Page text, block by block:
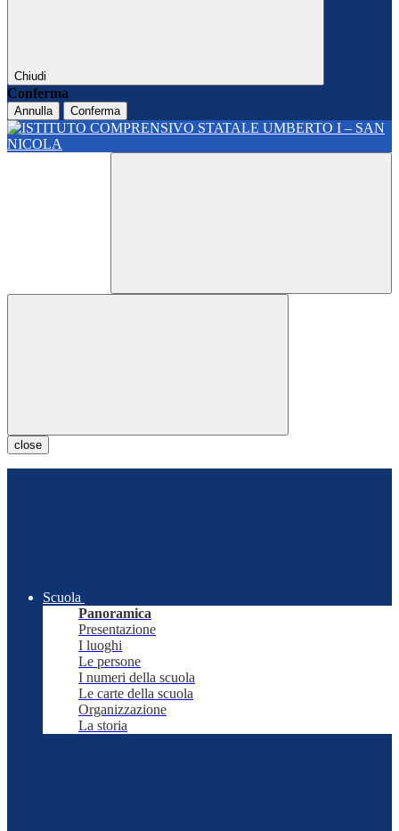
Chiudi
Conferma
Annulla Conferma
close
Scuola
Panoramica
Presentazione
I luoghi
Le persone
I numeri della scuola
Le carte della scuola
Organizzazione
La storia